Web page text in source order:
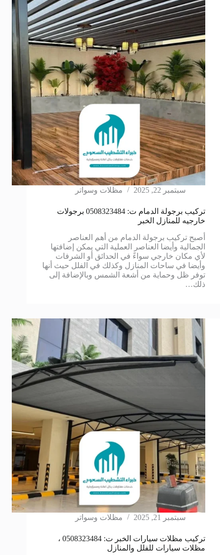
سبتمبر 22, 2025 مظلات وسواتر
تركيب برجولة الدمام ت: 0508323484 برجولات
خارجيه للمنازل الخبر
أصبح تركيب برجولة الدمام من أهم العناصر
الجمالية وأيضا العناصر العملية التي يمكن إضافتها
لأي مكان خارجي سواءً في الحدائق أو الشرفات
وأيضا في ساحات المنازل وكذلك في الفلل حيث أنها
توفر ظل وحماية من أشعة الشمس وبالإضافة إلى
ذلك…
سبتمبر 21, 2025 مظلات وسواتر
تركيب مظلات سيارات الخبر ت: 0508323484 ،
مظلات سيارات للفلل والمنازل